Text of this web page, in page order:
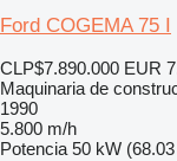
Ford COGEMA 75 I
CLP$7.890.000 EUR
Maquinaria de
1990
5.800 m/h
Potencia 50 kW